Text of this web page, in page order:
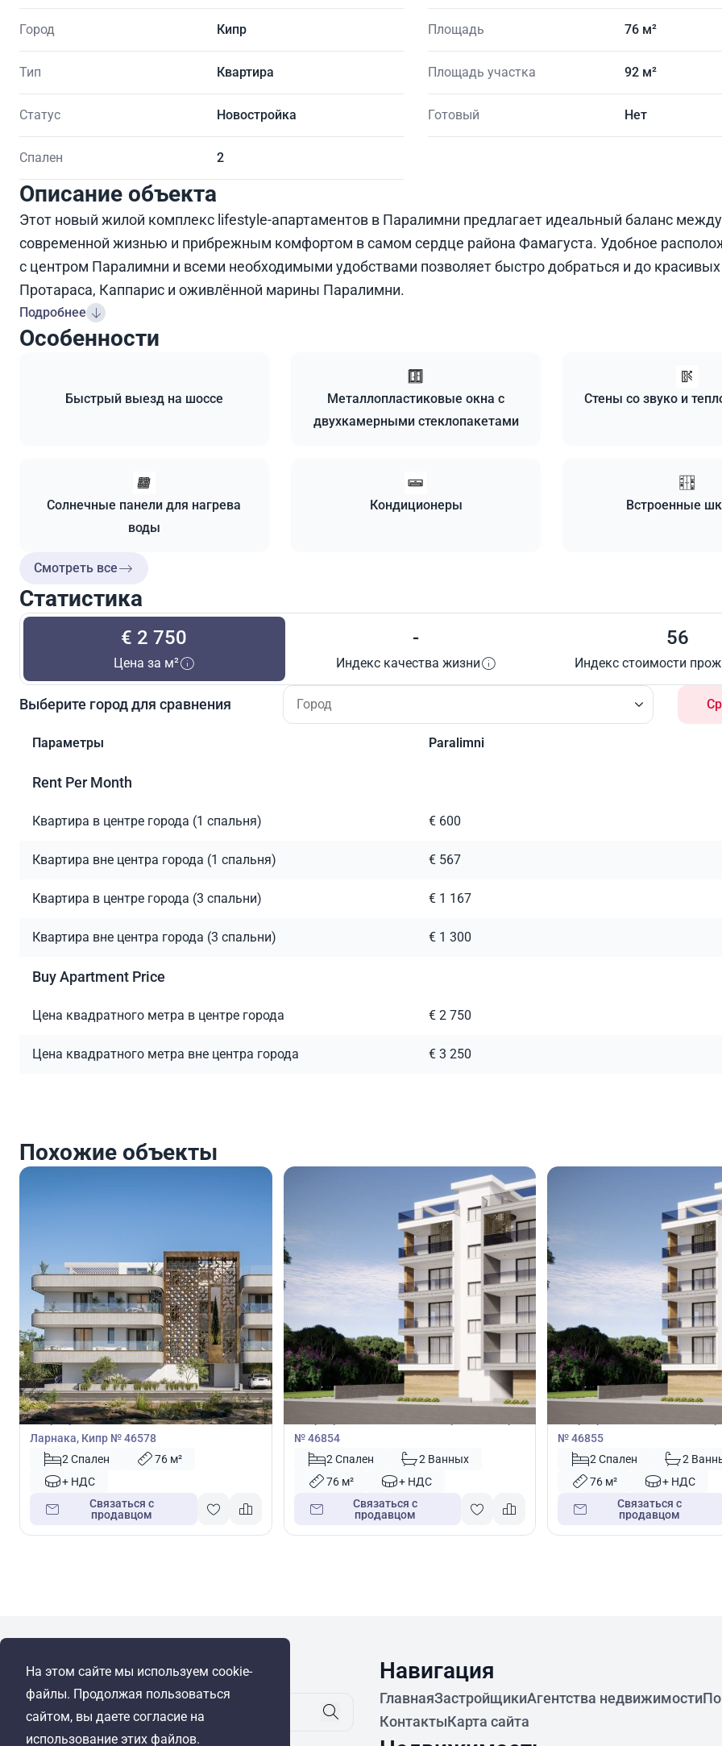
Город Кипр
Тип Квартира
Статус Новостройка
Спален 2
Площадь 76 м²
Площадь участка 92 м²
Готовый Нет
Описание объекта
Этот новый жилой комплекс lifestyle-апартаментов в Паралимни предлагает идеальный баланс между
современной жизнью и прибрежным комфортом в самом сердце района Фамагуста. Удобное
с центром Паралимни и всеми необходимыми удобствами позволяет быстро добраться и до
Протараса, Каппарис и оживлённой марины Паралимни.
Подробнее
Особенности
Быстрый выезд на шоссе
Металлопластиковые окна с
двухкамерными стеклопакетами
Стены со звуко и
Солнечные панели для нагрева
воды
Кондиционеры Встроенные
Смотреть все
Статистика
€ 2 750
Цена за м²
-
Индекс качества жизни
56
Индекс стоимости
Выберите город для сравнения
Параметры Paralimni
Rent Per Month
Квартира в центре города (1 спальня) € 600
Квартира вне центра города (1 спальня) € 567
Квартира в центре города (3 спальни) € 1 167
Квартира вне центра города (3 спальни) € 1 300
Buy Apartment Price
Цена квадратного метра в центре города € 2 750
Цена квадратного метра вне центра города € 3 250
Похожие объекты
€275 000
Квартира
Квартира с 2 спальнями в Ливадия,
Ларнака, Кипр № 46578
2 Спален
76 м²
+ НДС
Связаться с
продавцом
€275 000
Квартира
№ 46854
2 Спален
2 Ванных
76 м²
+ НДС
Связаться с
продавцом
€275 000
Квартира
№ 46855
2 Спален
2
76 м²
+ НДС
Связаться с
продавцом
На этом сайте мы используем cookie-
файлы. Продолжая пользоваться
сайтом, вы даете согласие на
использование этих файлов.
© Cyprus Realestate 2026. Все права защищены! Навигация
ГлавнаяЗастройщикиАгентства недвижимости
КонтактыКарта сайта